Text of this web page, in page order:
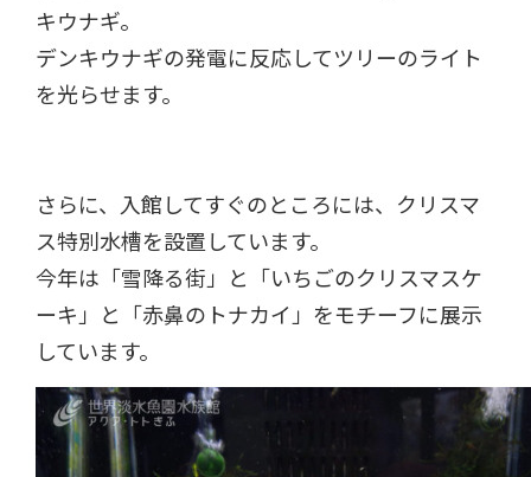
キウナギ。
デンキウナギの発電に反応してツリーのライト
を光らせます。
さらに、入館してすぐのところには、クリスマ
ス特別水槽を設置しています。
今年は「雪降る街」と「いちごのクリスマスケ
ーキ」と「赤鼻のトナカイ」をモチーフに展示
しています。